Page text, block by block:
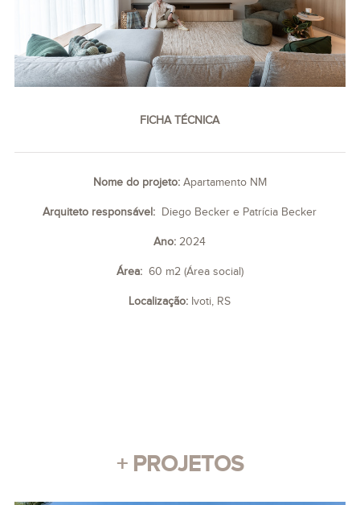
FICHA TÉCNICA
Nome do projeto: Apartamento NM
Arquiteto responsável: Diego Becker e Patrícia Becker
Ano:2024
Área: 60 m2 (Área social)
Localização: Ivoti, RS
+ PROJETOS